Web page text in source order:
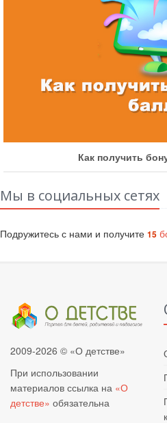
Как получить
Мы в социальных сетях
Подружитесь с нами и получите 15
2009-2026 © «О детстве»
При использовании
материалов ссылка на «О
детстве» обязательна